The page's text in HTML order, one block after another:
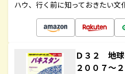
ハウ、行く前に知っておきたい文
Ｄ３２ 地
２００７～